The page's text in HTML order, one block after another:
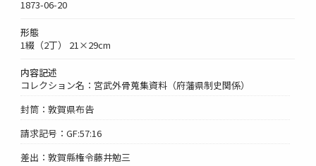
1873-06-20
形態
1綴（2丁） 21×29cm
内容記述
コレクション名：宮武外骨蒐集資料（府藩県制史関係）
封筒：敦賀県布告
請求記号：GF:57:16
差出：敦賀縣権令藤井勉三